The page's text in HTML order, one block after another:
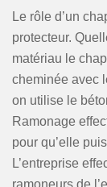
Le rôle d’un
protecteur.
matériau le
cheminée avec
on utilise le
Ramonage
pour qu’elle
L’entreprise
ramoneurs de